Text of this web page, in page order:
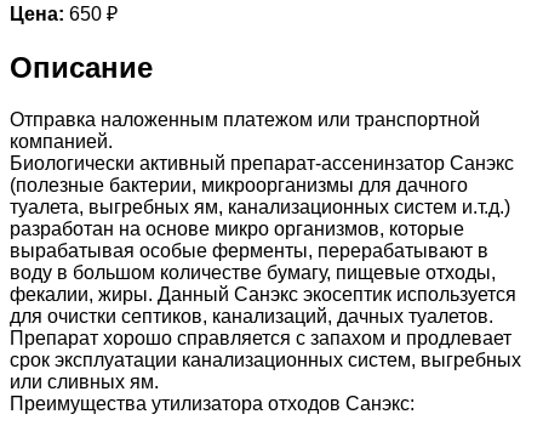
Цена: 650 ₽
Описание
Отправка наложенным платежом или транспортной
компанией.
Биологически активный препарат-ассенинзатор Санэкс
(полезные бактерии, микроорганизмы для дачного
туалета, выгребных ям, канализационных систем и.т.д.)
разработан на основе микро организмов, которые
вырабатывая особые ферменты, перерабатывают в
воду в большом количестве бумагу, пищевые отходы,
фекалии, жиры. Данный Санэкс экосептик используется
для очистки септиков, канализаций, дачных туалетов.
Препарат хорошо справляется с запахом и продлевает
срок эксплуатации канализационных систем, выгребных
или сливных ям.
Преимущества утилизатора отходов Санэкс: